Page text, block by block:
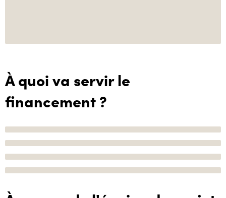
À quoi va servir le
financement ?